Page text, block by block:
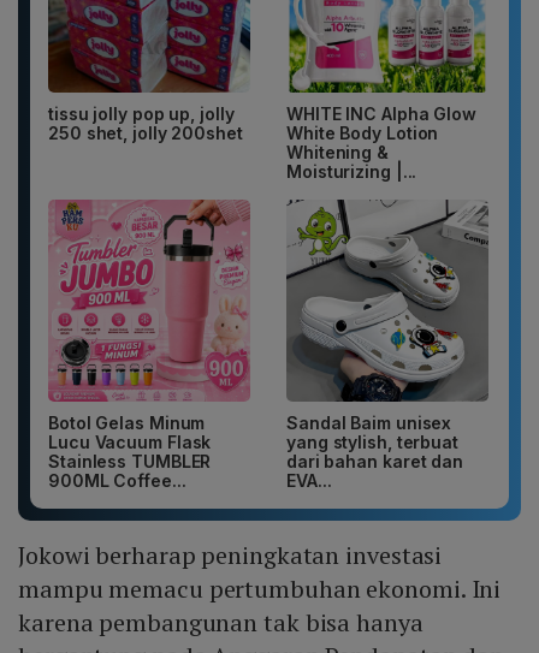
tissu jolly pop up, jolly
250 shet, jolly 200shet
WHITE INC Alpha Glow
White Body Lotion
Whitening &
Moisturizing |...
Botol Gelas Minum
Lucu Vacuum Flask
Stainless TUMBLER
900ML Coffee...
Sandal Baim unisex
yang stylish, terbuat
dari bahan karet dan
EVA...
Jokowi berharap peningkatan investasi
mampu memacu pertumbuhan ekonomi. Ini
karena pembangunan tak bisa hanya